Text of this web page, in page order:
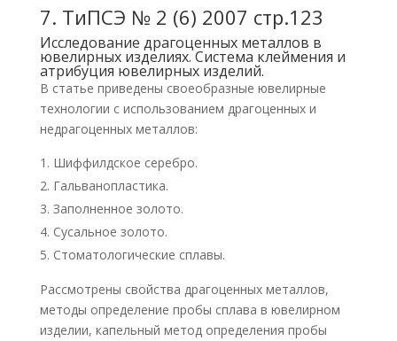
7. ТиПСЭ № 2 (6) 2007 стр.123
Исследование драгоценных металлов в
ювелирных изделиях. Система клеймения и
атрибуция ювелирных изделий.
В статье приведены своеобразные ювелирные
технологии с использованием драгоценных и
недрагоценных металлов:
Шиффилдское серебро.
Гальванопластика.
Заполненное золото.
Сусальное золото.
Стоматологические сплавы.
Рассмотрены свойства драгоценных металлов,
методы определение пробы сплава в ювелирном
изделии, капельный метод определения пробы